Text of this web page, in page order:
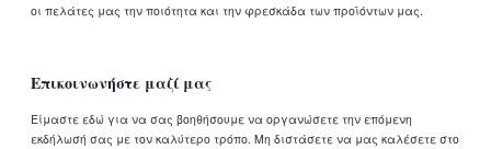
οι πελάτες μας την ποιότητα και την φρεσκάδα των προϊόντων μας.
Επικοινωνήστε μαζί μας
Είμαστε εδώ για να σας βοηθήσουμε να οργανώσετε την επόμενη
εκδήλωσή σας με τον καλύτερο τρόπο. Μη διστάσετε να μας καλέσετε στο